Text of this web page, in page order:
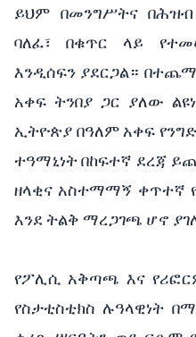
ይህም በመንግሥትና
ባለፈ፣ በቁጥር ላይ
እንዲሰፍን ያደርጋል።
አቀፍ ትንበያ ጋር ያለው
ኢትዮጵያ በዓለም አቀፍ
ተዓማኒነት በከፍተኛ ደረጃ
ዘላቂና አስተማማኝ ቀጥተኛ
እንደ ትልቅ ማረጋገጫ ሆኖ
የፖሊሲ አቅጣጫ እና
የስታቲስቲክስ ሉዓላዊነት